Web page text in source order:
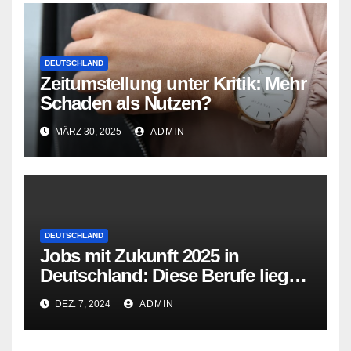
DEUTSCHLAND
Zeitumstellung unter Kritik: Mehr
Schaden als Nutzen?
MÄRZ 30, 2025 ADMIN
DEUTSCHLAND
Jobs mit Zukunft 2025 in
Deutschland: Diese Berufe liegen
im Trend
DEZ. 7, 2024 ADMIN